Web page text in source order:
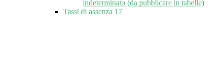
indeterminato (da pubblicare in tabelle)
Tassi di assenza 17